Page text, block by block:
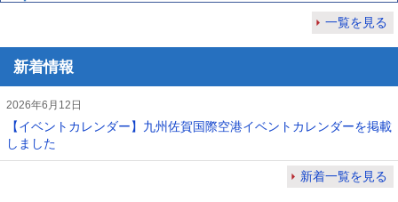
一覧を見る
新着情報
2026年6月12日
【イベントカレンダー】九州佐賀国際空港イベントカレンダーを掲載
しました
新着一覧を見る